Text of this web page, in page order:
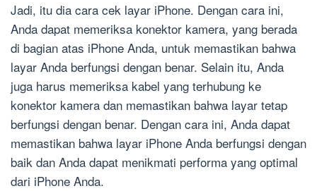
Jadi, itu dia cara cek layar iPhone. Dengan cara ini,
Anda dapat memeriksa konektor kamera, yang berada
di bagian atas iPhone Anda, untuk memastikan bahwa
layar Anda berfungsi dengan benar. Selain itu, Anda
juga harus memeriksa kabel yang terhubung ke
konektor kamera dan memastikan bahwa layar tetap
berfungsi dengan benar. Dengan cara ini, Anda dapat
memastikan bahwa layar iPhone Anda berfungsi dengan
baik dan Anda dapat menikmati performa yang optimal
dari iPhone Anda.